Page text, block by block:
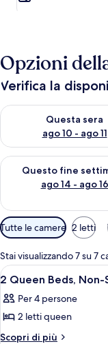
Opzioni
Verifica la
Questa sera
ago 10 - ago 11
Verifica la
Questo fine
ago 14 - ago 16
Verifica la
Filtri
disponibili
per
le
camere
Tutte le camere 2 letti
Stai visualizzando 7 su 7
Apri
tutte
le
foto
per
10
2 Queen Beds, Non-
Per 4 persone
2 letti queen
Scopri di più
Altri